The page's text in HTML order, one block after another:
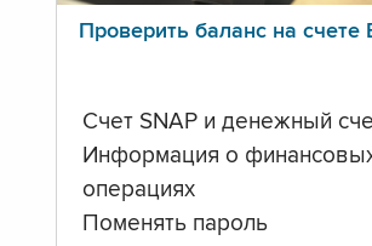
Проверить баланс на счете
Счет SNAP и денежный
Информация о
операциях
Поменять пароль